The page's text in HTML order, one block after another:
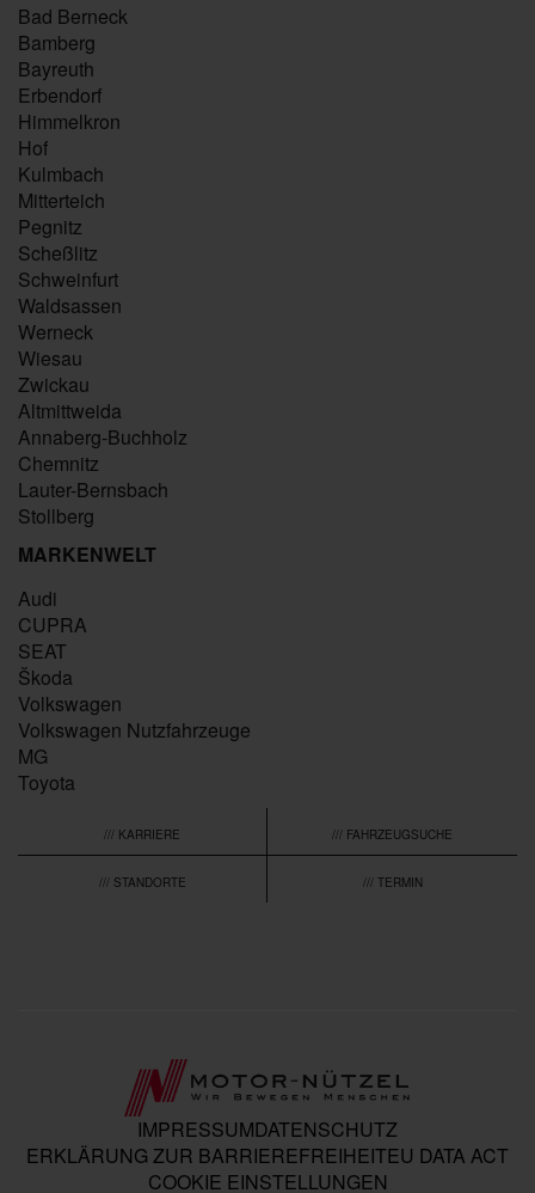
Bad Berneck
Bamberg
Bayreuth
Erbendorf
Himmelkron
Hof
Kulmbach
Mitterteich
Pegnitz
Scheßlitz
Schweinfurt
Waldsassen
Werneck
Wiesau
Zwickau
Altmittweida
Annaberg-Buchholz
Chemnitz
Lauter-Bernsbach
Stollberg
MARKENWELT
Audi
CUPRA
SEAT
Škoda
Volkswagen
Volkswagen Nutzfahrzeuge
MG
Toyota
/// KARRIERE /// FAHRZEUGSUCHE
/// STANDORTE /// TERMIN
IMPRESSUMDATENSCHUTZ
ERKLÄRUNG ZUR BARRIEREFREIHEITEU DATA ACT
COOKIE EINSTELLUNGEN